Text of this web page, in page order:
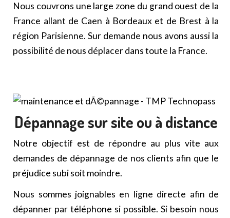
Nous couvrons une large zone du grand ouest de la
France allant de Caen à Bordeaux et de Brest à la
région Parisienne. Sur demande nous avons aussi la
possibilité de nous déplacer dans toute la France.
Dépannage sur site ou à distance
Notre objectif est de répondre au plus vite aux
demandes de dépannage de nos clients afin que le
préjudice subi soit moindre.
Nous sommes joignables en ligne directe afin de
dépanner par téléphone si possible. Si besoin nous